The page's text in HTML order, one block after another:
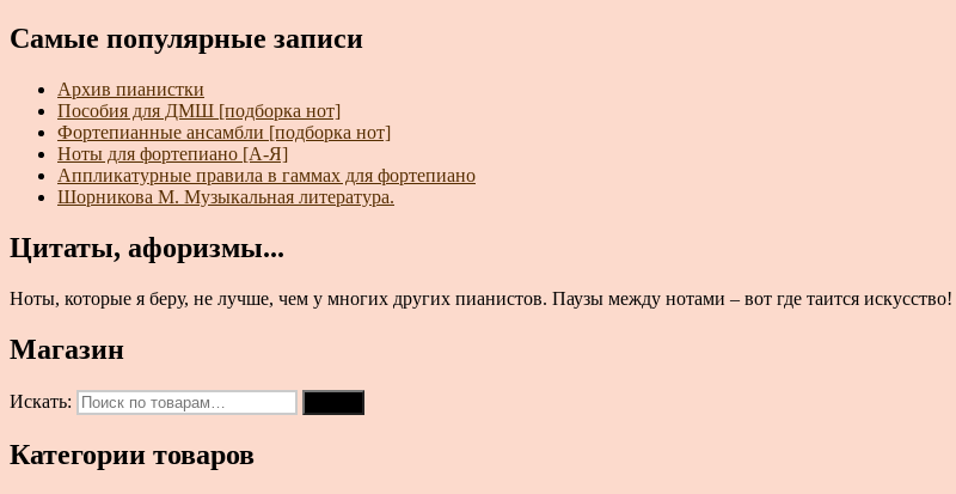
Самые популярные записи
Архив пианистки
Пособия для ДМШ [подборка нот]
Фортепианные ансамбли [подборка нот]
Ноты для фортепиано [А-Я]
Аппликатурные правила в гаммах для фортепиано
Шорникова М. Музыкальная литература.
Цитаты, афоризмы...
Ноты, которые я беру, не лучше, чем у многих других пианистов. Паузы между нотами – вот где таится
Магазин
Искать:
Категории товаров